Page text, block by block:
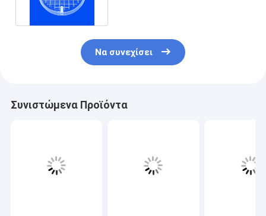
Να συνεχίσει
Συνιστώμενα Προϊόντα